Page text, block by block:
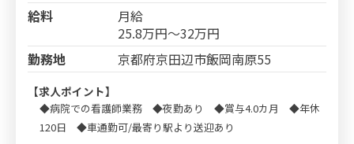
給料
月給
25.8万円～32万円
勤務地
京都府京田辺市飯岡南原55
【求人ポイント】
◆病院での看護師業務 ◆夜勤あり ◆賞与4.0カ月 ◆年休
120日 ◆車通勤可/最寄り駅より送迎あり